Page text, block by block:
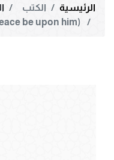
الرئيسية الكتب
be upon him)